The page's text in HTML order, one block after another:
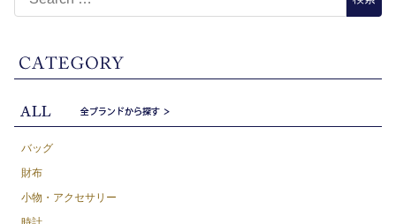
バッグ
財布
小物・アクセサリー